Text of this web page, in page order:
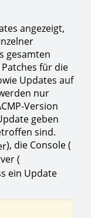
angezeigt,
gesamten
für die
Updates auf
nur
Version
geben
sind.
), die Console (
(
ein Update